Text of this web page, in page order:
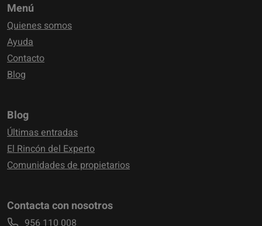
Menú
Quienes somos
Ayuda
Contacto
Blog
Blog
Últimas entradas
El Rincón del Experto
Comunidades de propietarios
Contacta con nosotros
956 110 008